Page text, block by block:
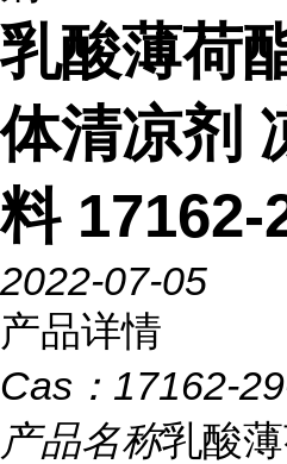
乳酸薄荷
体清凉剂
料 17162-
2022-07-05
产品详情
Cas： 17162-
产品名称乳酸